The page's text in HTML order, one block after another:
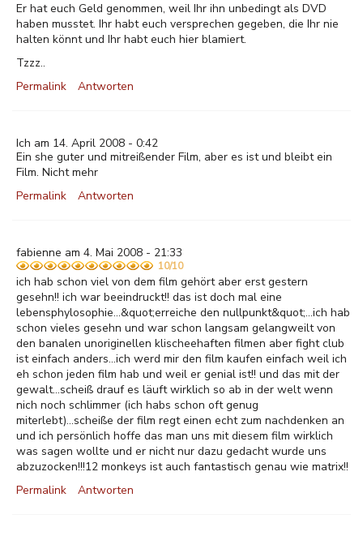
Er hat euch Geld genommen, weil Ihr ihn unbedingt als DVD
haben musstet. Ihr habt euch versprechen gegeben, die Ihr nie
halten könnt und Ihr habt euch hier blamiert.
Tzzz..
Permalink
Antworten
Ich am 14. April 2008 - 0:42
Ein she guter und mitreißender Film, aber es ist und bleibt ein
Film. Nicht mehr
Permalink
Antworten
fabienne am 4. Mai 2008 - 21:33
10/10
ich hab schon viel von dem film gehört aber erst gestern
gesehn!! ich war beeindruckt!! das ist doch mal eine
lebensphylosophie...&quot;erreiche den nullpunkt&quot;...ich hab
schon vieles gesehn und war schon langsam gelangweilt von
den banalen unoriginellen klischeehaften filmen aber fight club
ist einfach anders...ich werd mir den film kaufen einfach weil ich
eh schon jeden film hab und weil er genial ist!! und das mit der
gewalt...scheiß drauf es läuft wirklich so ab in der welt wenn
nich noch schlimmer (ich habs schon oft genug
miterlebt)...scheiße der film regt einen echt zum nachdenken an
und ich persönlich hoffe das man uns mit diesem film wirklich
was sagen wollte und er nicht nur dazu gedacht wurde uns
abzuzocken!!!12 monkeys ist auch fantastisch genau wie matrix!!
Permalink
Antworten